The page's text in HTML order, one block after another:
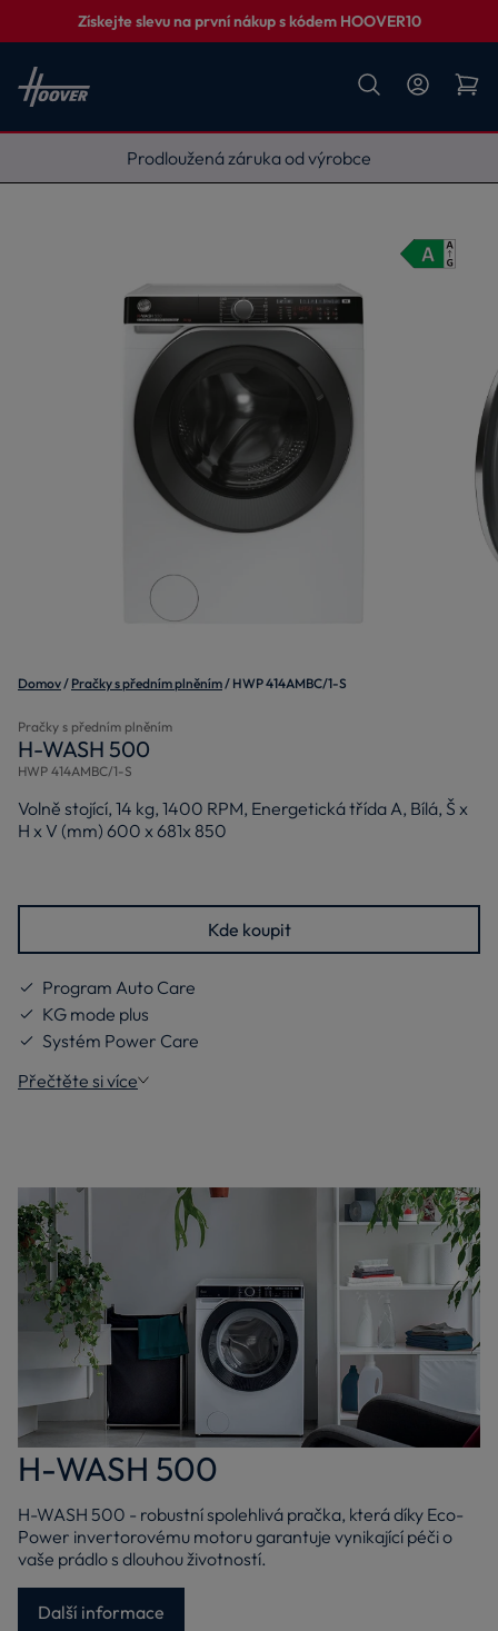
Získejte slevu na první nákup s kódem HOOVER10
Vyneseme, zapojíme, odvezeme
Domov Pračky s předním plněním HWP 414AMBC/1-S
Pračky s předním plněním
H-WASH 500
HWP 414AMBC/1-S
Volně stojící, 14 kg, 1400 RPM, Energetická třída A, Bílá, Š x
H x V (mm) 600 x 681x 850
Kde koupit
Program Auto Care
KG mode plus
Systém Power Care
Přečtěte si více
H-WASH 500
H-WASH 500 - robustní spolehlivá pračka, která díky Eco-
Power invertorovému motoru garantuje vynikající péči o
vaše prádlo s dlouhou životností.
Další informace